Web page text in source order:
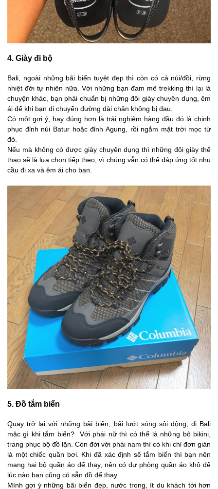
4. Giày đi bộ
Bali, ngoài những bãi biển tuyệt đẹp thì còn có cả núi/đồi, rừng
nhiệt đới tự nhiên nữa. Với những bạn đam mê trekking thì lại là
chuyện khác, bạn phải chuẩn bị những đôi giày chuyên dụng, êm
ái để khi bạn di chuyển đường dài chân không bị đau.
Có một gợi ý, hay đúng hơn là trải nghiệm hàng đầu đó là chinh
phục đỉnh núi Batur hoặc đỉnh Agung, rồi ngắm mặt trời mọc từ
đó.
Nếu mà không có được giày chuyên dụng thì những đôi giày thể
thao sẽ là lựa chọn tiếp theo, vì chúng vẫn có thể đáp ứng tốt nhu
cầu đi xa và êm ái cho bạn.
5. Đồ tắm biển
Quay trở lại với những bãi biển, bãi lướt sóng sôi động, đi Bali
mặc gì khi tắm biển? Với phái nữ thì có thể là những bộ bikini,
trang phục bộ đồ lặn. Còn đới với phái nam thì có khi chỉ đơn giản
là một chiếc quần bơi. Khi đã xác định sẽ tắm biển thì bạn nên
mang hai bộ quần áo để thay, nên có dự phòng quần áo khô để
lúc nào bạn cũng có sẵn đồ để thay.
Mình gợi ý những bãi biển đẹp, nước trong, ít du khách tới hơn